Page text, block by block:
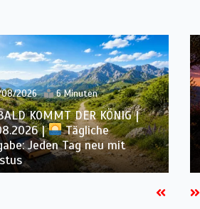
04/08/2026 6 Minuten
BALD KOMMT DER KÖNIG |
04.08.2026 |
Lasst eure
Lichter brennen: Wachsamkeit
im Alltag